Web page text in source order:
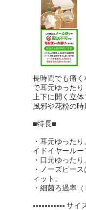
長時間でも痛
で耳元ゆったり
上下に開く立
風邪や花粉の時
■特長■
・耳元ゆった
イドイヤールー
・口元ゆった
・ノーズピー
ィット。
・細菌ろ過率
=========== サイ